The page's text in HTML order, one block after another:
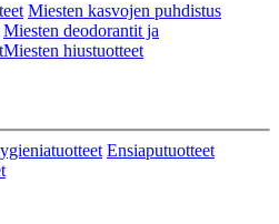
Miesten kasvojen puhdistus
Miesten deodorantit ja
Miesten hiustuotteet
Ensiaputuotteet